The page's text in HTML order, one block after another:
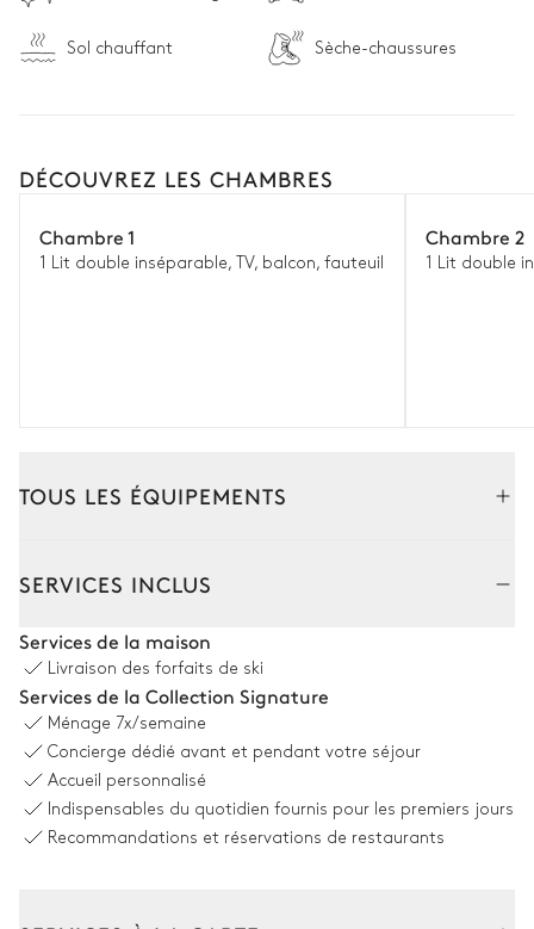
Sol chauffant Sèche-chaussures
DÉCOUVREZ LES CHAMBRES
Chambre 1
1 Lit double inséparable, TV, balcon, fauteuil
Chambre 2
1 Lit double
TOUS LES ÉQUIPEMENTS
Cheminée
Bois
Terrasse
Salle à manger
SERVICES INCLUS
Services de la maison
Livraison des forfaits de ski
Services de la Collection Signature
Ménage 7x/semaine
Concierge dédié avant et pendant votre séjour
Accueil personnalisé
Indispensables du quotidien fournis pour les premiers jours
Recommandations et réservations de restaurants